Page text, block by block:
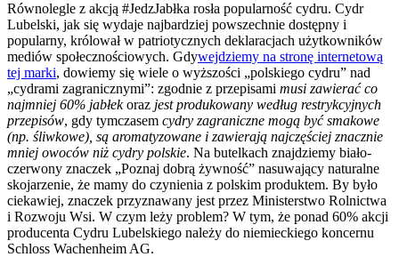
Równolegle z akcją #JedzJabłka rosła popularność cydru. Cydr
Lubelski, jak się wydaje najbardziej powszechnie dostępny i
popularny, królował w patriotycznych deklaracjach użytkowników
mediów społecznościowych. Gdywejdziemy na stronę internetową
tej marki, dowiemy się wiele o wyższości „polskiego cydru” nad
„cydrami zagranicznymi”: zgodnie z przepisami musi zawierać co
najmniej 60% jabłekoraz jest produkowany według restrykcyjnych
przepisów, gdy tymczasem cydry zagraniczne mogą być smakowe
(np. śliwkowe), są aromatyzowane i zawierają najczęściej znacznie
mniej owoców niż cydry polskie. Na butelkach znajdziemy biało-
czerwony znaczek „Poznaj dobrą żywność” nasuwający naturalne
skojarzenie, że mamy do czynienia z polskim produktem. By było
ciekawiej, znaczek przyznawany jest przez Ministerstwo Rolnictwa
i Rozwoju Wsi. W czym leży problem? W tym, że ponad 60% akcji
producenta Cydru Lubelskiego należy do niemieckiego koncernu
Schloss Wachenheim AG.